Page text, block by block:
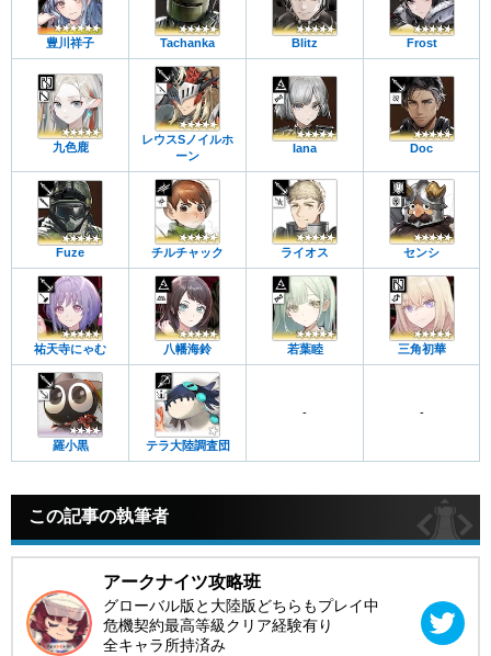
豊川祥子 Tachanka Blitz Frost
九色鹿
レウスSノイルホ
ーン
Iana Doc
Fuze チルチャック ライオス センシ
祐天寺にゃむ 八幡海鈴 若葉睦 三角初華
羅小黒 テラ大陸調査団
- -
この記事の執筆者
アークナイツ攻略班
グローバル版と大陸版どちらもプレイ中
危機契約最高等級クリア経験有り
全キャラ所持済み